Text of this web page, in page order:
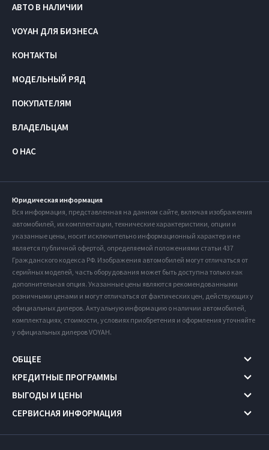
АВТО В НАЛИЧИИ
VOYAH ДЛЯ БИЗНЕСА
КОНТАКТЫ
МОДЕЛЬНЫЙ РЯД
ПОКУПАТЕЛЯМ
ВЛАДЕЛЬЦАМ
О НАС
Юридическая информация
Вся информация, представленная на данном сайте, включая изображения
автомобилей, их комплектации, технические характеристики, опции и
указанные цены, носит исключительно информационный характер и не
является публичной офертой, определяемой положениями статьи 437
Гражданского кодекса РФ. Изображения автомобилей могут отличаться от
серийных моделей, часть оборудования может быть доступна только как
дополнительная опция. Указанные цены являются рекомендованными
розничными ценами и могут отличаться от фактических цен, действующих у
официальных дилеров. Актуальную информацию о наличии автомобилей,
комплектациях, стоимости, условиях приобретения и оформления уточняйте
у официальных дилеров VOYAH.
ОБЩЕЕ
КРЕДИТНЫЕ ПРОГРАММЫ
ВЫГОДЫ И ЦЕНЫ
СЕРВИСНАЯ ИНФОРМАЦИЯ